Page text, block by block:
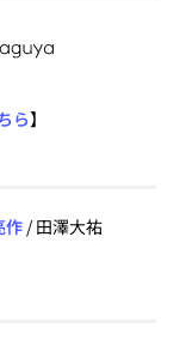
ら】
作 / 田澤大祐